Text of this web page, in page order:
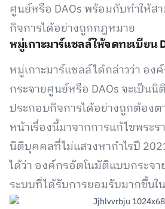
ศูนย์หรือ DAOs พร้อมกับทำให้ส
กิจการได้อย่างถูกกฎหมาย
หมู่เกาะมาร์แชลล์ให้จดทะเบียน
หมู่เกาะมาร์แชลล์ได้กล่าวว่า อ
กระจายศูนย์หรือ DAOs จะเป็น
ประกอบกิจการได้อย่างถูกต้อง
หน้าเรื่องนี้มาจากการแก้ไขพระ
นิติบุคคลที่ไม่แสวงหากำไรปี
ได้ว่า องค์กรอัตโนมัติแบบกระจ
ระบบที่ได้รับการยอมรับมากขึ้นใ